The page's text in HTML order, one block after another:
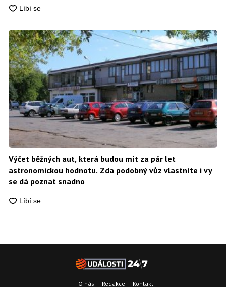
Výčet běžných aut, která budou mít za pár let
astronomickou hodnotu. Zda podobný vůz vlastníte i vy
se dá poznat snadno
O nás Redakce Kontakt